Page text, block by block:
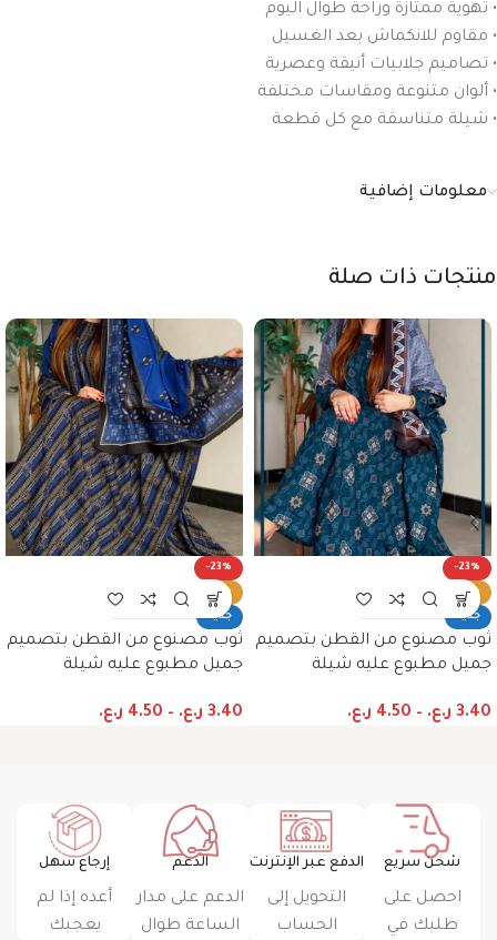
• تهوية ممتازة وراحة طوال اليوم
• مقاوم للانكماش بعد الغسيل
• تصاميم جلابيات أنيقة وعصرية
• ألوان متنوعة ومقاسات مختلفة
• شيلة متناسقة مع كل قطعة
معلومات إضافية
منتجات ذات صلة
-23%
ساخن
جديد
ثوب مصنوع من القطن بتصميم
جميل مطبوع عليه شيلة
والجلابية
3.40 ر.ع. –
4.50 ر.ع.
-23%
ساخن
جديد
ثوب مصنوع من القطن بتصميم
جميل مطبوع عليه شيلة
والجلابية
3.40 ر.ع. –
4.50 ر.ع.
شحن سريع
احصل على
طلبك في
الدفع عبر الإنترنت
التحويل إلى
الحساب
الدعم
الدعم على مدار
الساعة طوال
إرجاع سهل
أعده إذا لم
يعجبك